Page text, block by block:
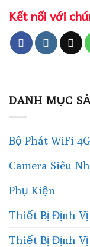
Kết nối với
DANH MỤC
Bộ Phát WiFi 4G
Camera Siêu
Phụ Kiện
Thiết Bị Định Vị
Thiết Bị Định Vị